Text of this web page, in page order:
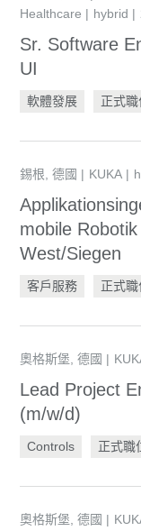
Healthcare
hybrid
Sr. Software
UI
軟體發展 正式職
錫根, 德國 KUKA
mobile
West/Siegen
客戶服務 正式職
奧格斯堡, 德國
Lead Project
(m/w/d)
Controls 正式職
奧格斯堡, 德國